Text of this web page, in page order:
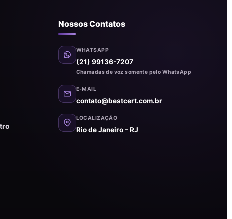
Nossos Contatos
WHATSAPP
(21) 99136-7207
Chamadas de voz somente pelo WhatsApp
E-MAIL
contato@bestcert.com.br
LOCALIZAÇÃO
Rio de Janeiro – RJ